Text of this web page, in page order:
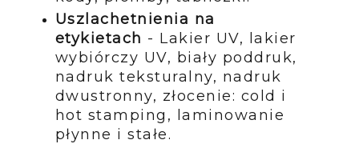
Uszlachetnienia na
etykietach - Lakier UV, lakier
wybiórczy UV, biały poddruk,
nadruk teksturalny, nadruk
dwustronny, złocenie: cold i
hot stamping, laminowanie
płynne i stałe.